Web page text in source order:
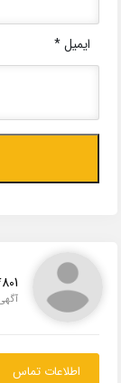
ایمیل*
اطلاعات تماس